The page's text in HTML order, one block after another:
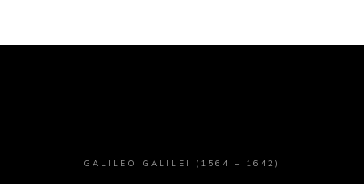
GALILEO GALILEI (1564 – 1642)